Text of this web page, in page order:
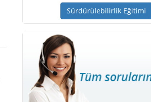
Sürdürülebilirlik Eğitimi